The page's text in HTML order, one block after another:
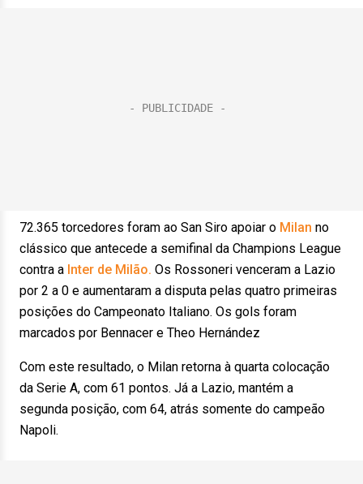
72.365 torcedores foram ao San Siro apoiar o Milan no
clássico que antecede a semifinal da Champions League
contra a Inter de Milão. Os Rossoneri venceram a Lazio
por 2 a 0 e aumentaram a disputa pelas quatro primeiras
posições do Campeonato Italiano. Os gols foram
marcados por Bennacer e Theo Hernández
Com este resultado, o Milan retorna à quarta colocação
da Serie A, com 61 pontos. Já a Lazio, mantém a
segunda posição, com 64, atrás somente do campeão
Napoli.